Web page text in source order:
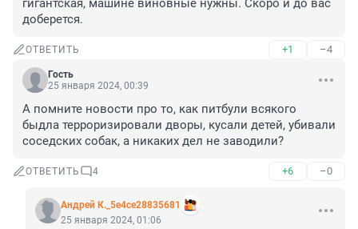
гигантская, машине виновные нужны. Скоро и до вас
доберется.
ОТВЕТИТЬ +1 –4
Гость
25 января 2024, 00:39
А помните новости про то, как питбули всякого
быдла терроризировали дворы, кусали детей, убивали
соседских собак, а никаких дел не заводили?
ОТВЕТИТЬ 4 +6 –0
Андрей К._5e4ce28835681
25 января 2024, 01:06